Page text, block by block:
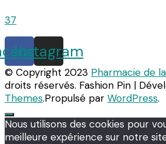
37
Instagram
© Copyright 2023 Pharmacie de
droits réservés. Fashion Pin |
Themes.Propulsé par WordPress.
Nous utilisons des cookies pour
meilleure expérience sur notre